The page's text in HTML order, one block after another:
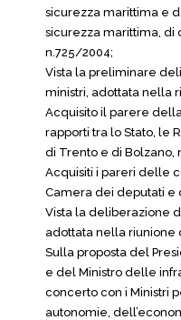
sicurezza marittima e
sicurezza marittima, di
n.725/2004;
Vista la preliminare
ministri, adottata nella
Acquisito il parere
rapporti tra lo Stato, le
di Trento e di Bolzano,
Acquisiti i pareri delle
Camera dei deputati e
Vista la deliberazione
adottata nella riunione
Sulla proposta del
e del Ministro delle
concerto con i Ministri
autonomie,